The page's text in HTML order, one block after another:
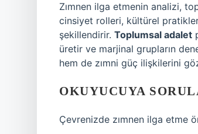
Zımnen ilga etmenin analizi,
cinsiyet rolleri, kültürel
şekillendirir. Toplumsal adalet
üretir ve marjinal grupların
hem de zımni güç ilişkilerini
OKUYUCUYA
Çevrenizde zımnen ilga etme